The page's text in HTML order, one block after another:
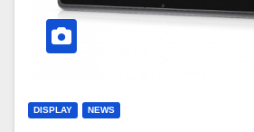
DISPLAY NEWS